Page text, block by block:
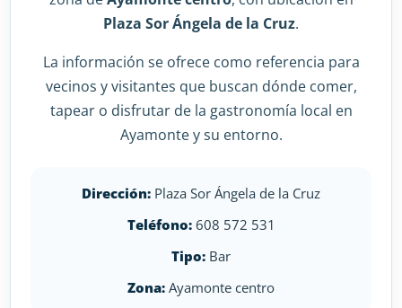
Plaza Sor Ángela de la Cruz.
La información se ofrece como referencia para
vecinos y visitantes que buscan dónde comer,
tapear o disfrutar de la gastronomía local en
Ayamonte y su entorno.
Dirección: Plaza Sor Ángela de la Cruz
Teléfono:608 572 531
Tipo: Bar
Zona: Ayamonte centro